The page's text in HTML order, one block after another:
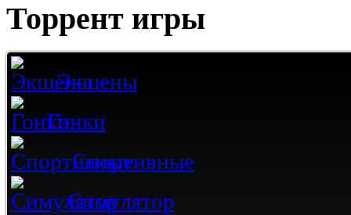
Торрент игры
Экшены
Гонки
Спортивные
Симулятор